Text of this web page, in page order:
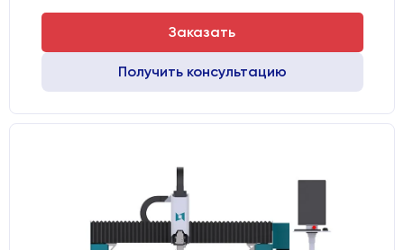
Заказать
Получить консультацию